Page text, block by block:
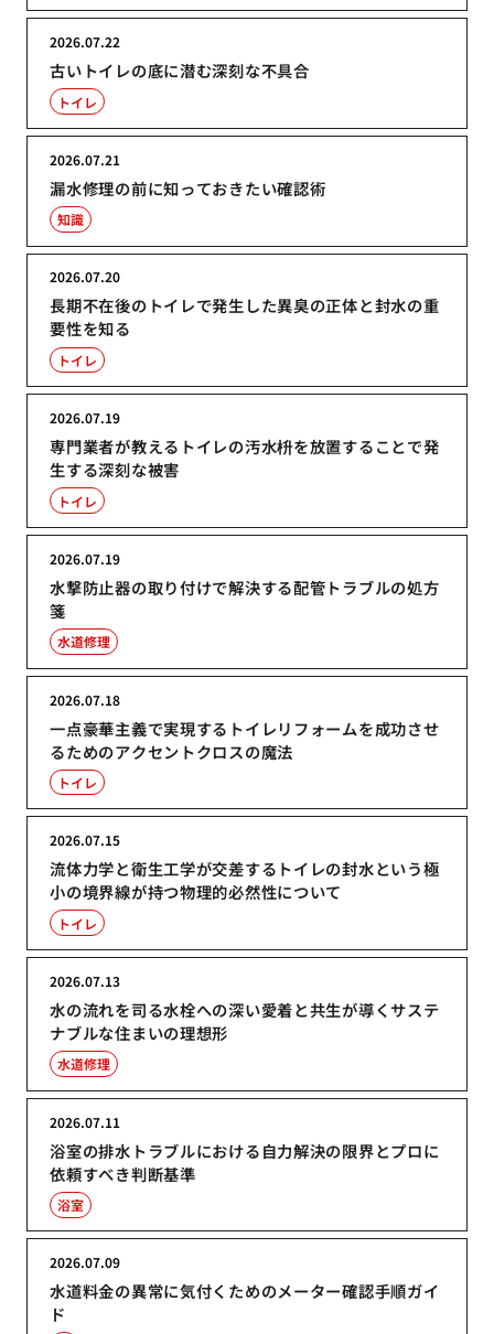
古いトイレの底に潜む深刻な不具合
2026.07.22
トイレ
漏水修理の前に知っておきたい確認術
2026.07.21
知識
長期不在後のトイレで発生した異臭の正体と封水の重
要性を知る
2026.07.20
トイレ
専門業者が教えるトイレの汚水枡を放置することで発
生する深刻な被害
2026.07.19
トイレ
水撃防止器の取り付けで解決する配管トラブルの処方
箋
2026.07.19
水道修理
一点豪華主義で実現するトイレリフォームを成功させ
るためのアクセントクロスの魔法
2026.07.18
トイレ
流体力学と衛生工学が交差するトイレの封水という極
小の境界線が持つ物理的必然性について
2026.07.15
トイレ
水の流れを司る水栓への深い愛着と共生が導くサステ
ナブルな住まいの理想形
2026.07.13
水道修理
浴室の排水トラブルにおける自力解決の限界とプロに
依頼すべき判断基準
2026.07.11
浴室
水道料金の異常に気付くためのメーター確認手順ガイ
ド
2026.07.09